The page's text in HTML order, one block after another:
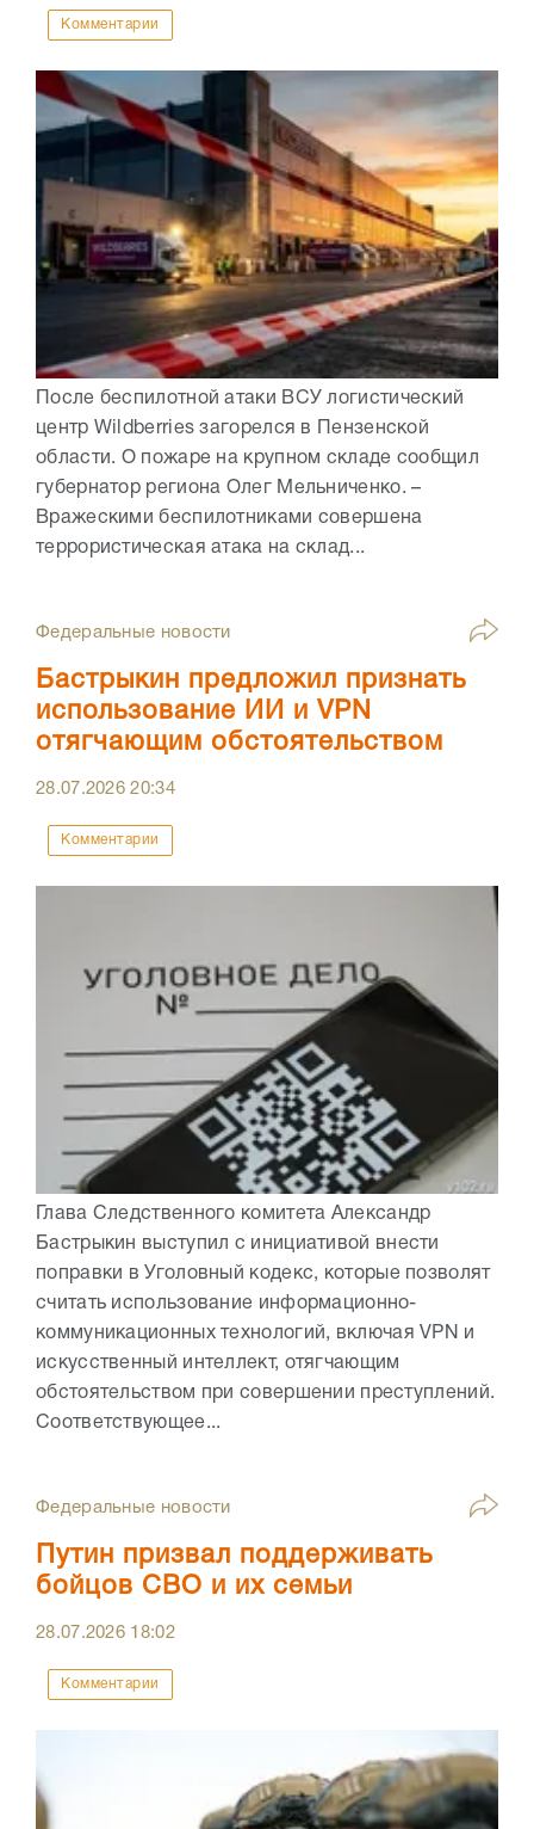
Комментарии
После беспилотной атаки ВСУ логистический
центр Wildberries загорелся в Пензенской
области. О пожаре на крупном складе сообщил
губернатор региона Олег Мельниченко. –
Вражескими беспилотниками совершена
террористическая атака на склад...
Федеральные новости
Бастрыкин предложил признать
использование ИИ и VPN
отягчающим обстоятельством
28.07.202620:34
Комментарии
Глава Следственного комитета Александр
Бастрыкин выступил с инициативой внести
поправки в Уголовный кодекс, которые позволят
считать использование информационно-
коммуникационных технологий, включая VPN и
искусственный интеллект, отягчающим
обстоятельством при совершении преступлений.
Соответствующее...
Федеральные новости
Путин призвал поддерживать
бойцов СВО и их семьи
28.07.2026 18:02
Комментарии